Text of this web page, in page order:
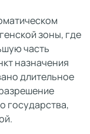
зоны, где
часть
назначения
длительное
государства,